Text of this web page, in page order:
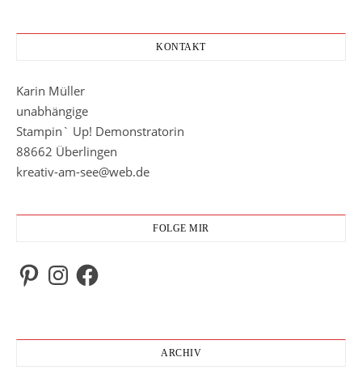
KONTAKT
Karin Müller
unabhängige
Stampin` Up! Demonstratorin
88662 Überlingen
kreativ-am-see@web.de
FOLGE MIR
PinterestInstagramFacebook
ARCHIV